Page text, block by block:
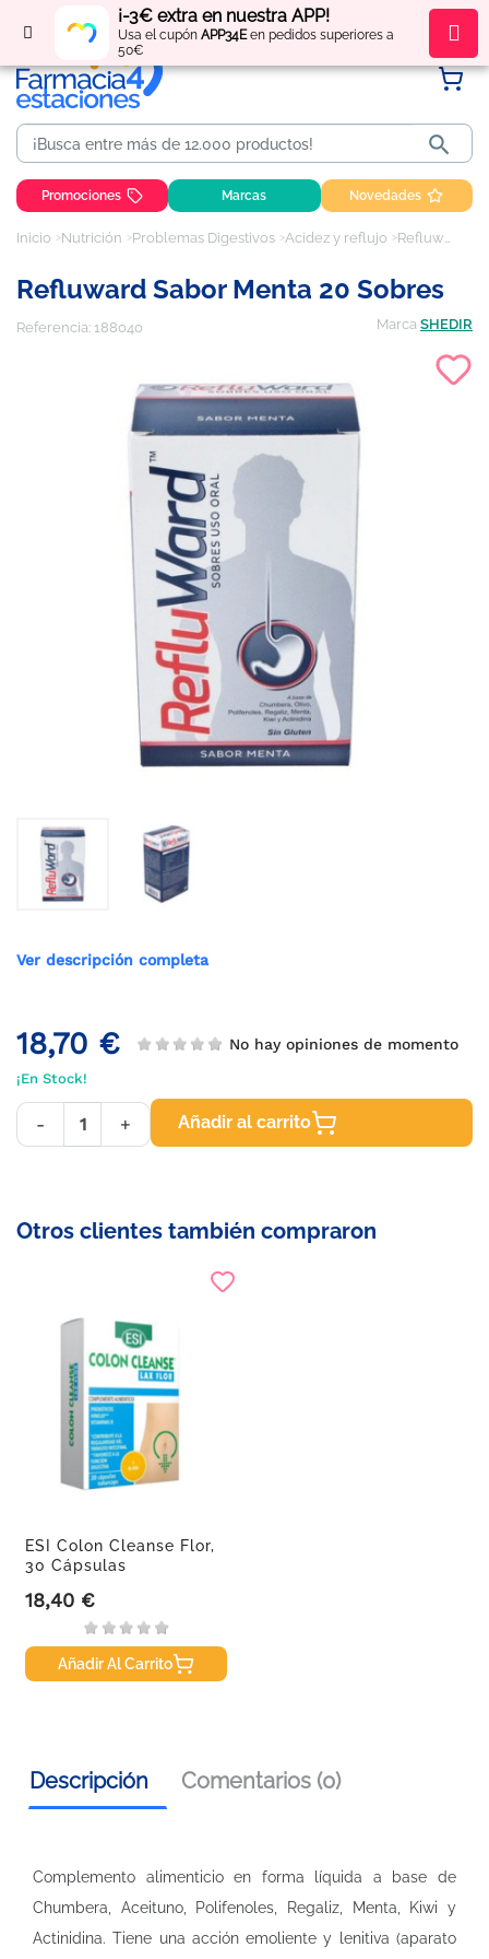
¡-3€ extra en nuestra APP!
Usa el cupón APP34Een pedidos superiores a
50€
Regístratey obténpuntos por tus compras

Promociones Marcas Novedades
Inicio Nutrición Problemas Digestivos Acidez y reflujo Refluward Sabor Menta 20 sobres
Refluward Sabor Menta 20 Sobres
Referencia: 188040 Marca SHEDIR
Ver descripción completa
18,70 € No hay opiniones de momento
¡En Stock!
- + Añadir al carrito
Otros clientes también compraron
ESI Colon Cleanse Flor,
30 Cápsulas
Precio
18,40 €
Añadir Al Carrito
Descripción Comentarios (0)
Complemento alimenticio en forma líquida a base de
Chumbera, Aceituno, Polifenoles, Regaliz, Menta, Kiwi y
Actinidina. Tiene una acción emoliente y lenitiva (aparato